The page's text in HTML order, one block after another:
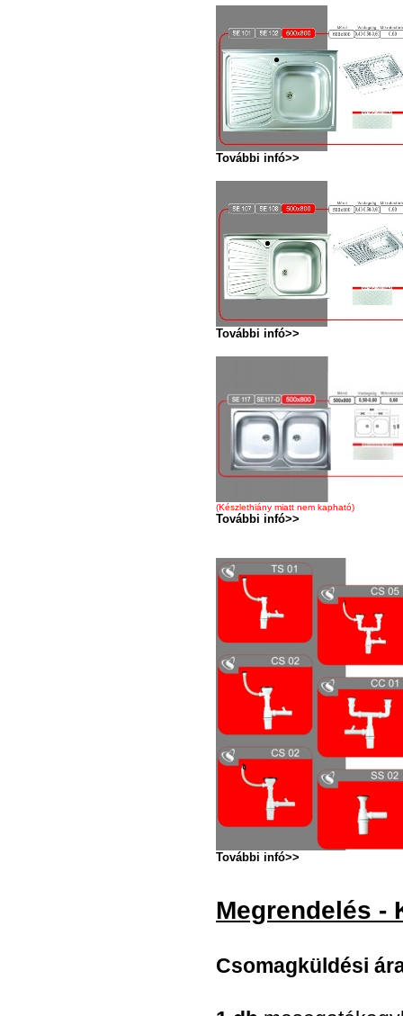
További infó>>
További infó>>
(Készlethiány miatt nem kapható)
További infó>>
További infó>>
Megrendelés -
Csomagküldési